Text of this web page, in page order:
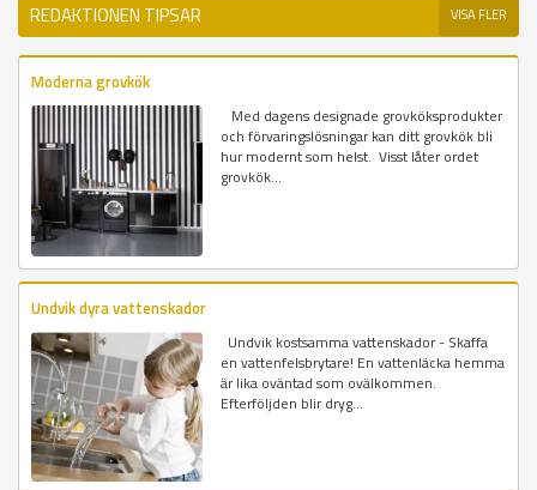
REDAKTIONEN TIPSAR VISA FLER
Moderna grovkök
Med dagens designade grovköksprodukter
och förvaringslösningar kan ditt grovkök bli
hur modernt som helst. Visst låter ordet
grovkök...
Undvik dyra vattenskador
Undvik kostsamma vattenskador - Skaffa
en vattenfelsbrytare! En vattenläcka hemma
är lika oväntad som ovälkommen.
Efterföljden blir dryg...